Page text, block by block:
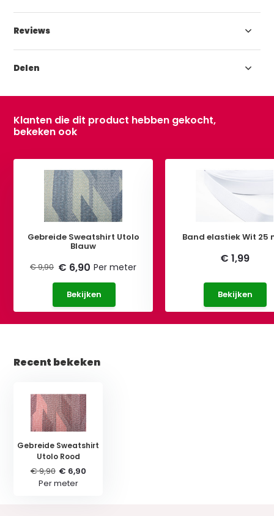
Reviews
Delen
Klanten die dit product hebben gekocht,
bekeken ook
Gebreide Sweatshirt Utolo
Blauw
€ 9,90 € 6,90 Per meter
Bekijken
Band elastiek Wit 25
€ 1,99
Bekijken
Recent bekeken
Gebreide Sweatshirt
Utolo Rood
€ 9,90 € 6,90
Per meter